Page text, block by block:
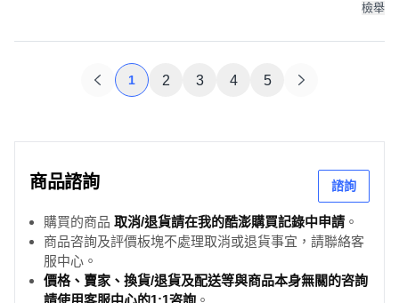
檢舉
1 2 3 4 5
商品諮詢 諮詢
購買的商品 取消/退貨請在我的酷澎購買記錄中申請 。
商品咨詢及評價板塊不處理取消或退貨事宜，請聯絡客
服中心。
價格、賣家、換貨/退貨及配送等與商品本身無關的咨詢
請使用客服中心的1:1咨詢